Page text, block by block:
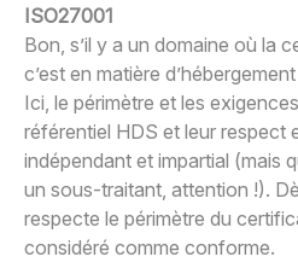
ISO27001
Bon, s’il y a un domaine où la
c’est en matière
Ici, le périmètre et les
référentiel HDS et leur respect
indépendant et impartial (mais
un sous-traitant, attention !).
respecte le périmètre du
considéré comme conforme.